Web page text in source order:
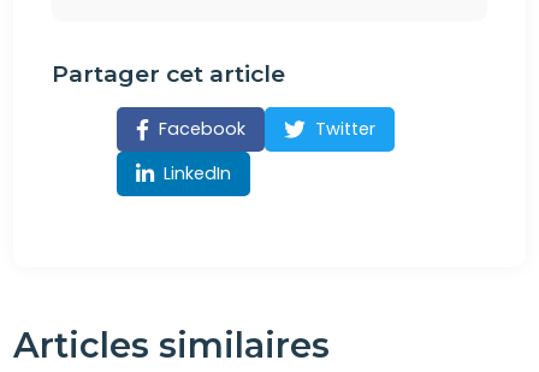
Partager cet article
Facebook
Twitter
LinkedIn
Articles similaires